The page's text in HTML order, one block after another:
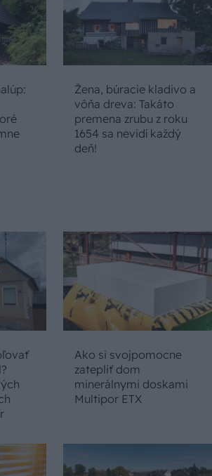
Žena, búracie kladivo a
vôňa dreva: Takáto
premena zrubu z roku
1654 sa nevidí každý
deň!
Ako si svojpomocne
zatepliť dom
minerálnymi doskami
Multipor ETX